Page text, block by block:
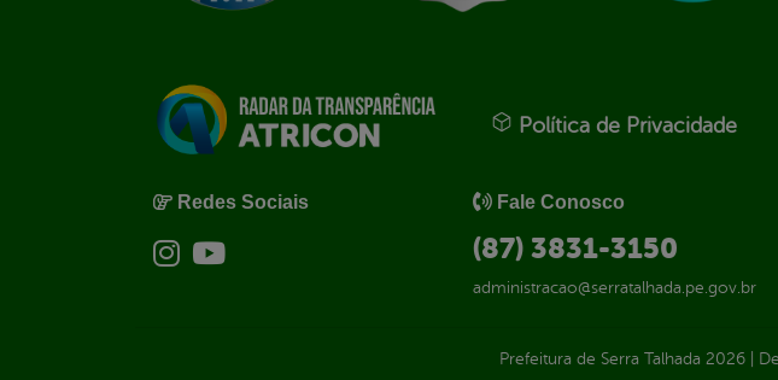
Política de Privacidade
Redes Sociais Fale Conosco
(87) 3831-3150
administracao@serratalhada.pe.gov.br
Prefeitura de Serra Talhada 2026